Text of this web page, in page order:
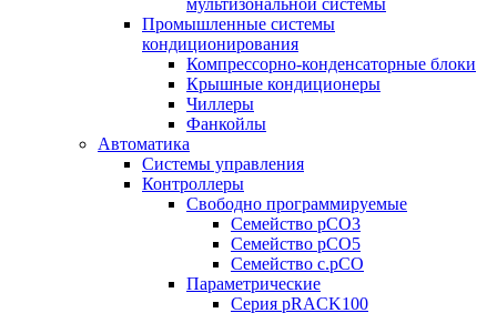
мультизональной системы
Промышленные системы
кондиционирования
Компрессорно-конденсаторные блоки
Крышные кондиционеры
Чиллеры
Фанкойлы
Автоматика
Системы управления
Контроллеры
Свободно программируемые
Семейство pCO3
Семейство pCO5
Семейство c.pCO
Параметрические
Серия pRACK100